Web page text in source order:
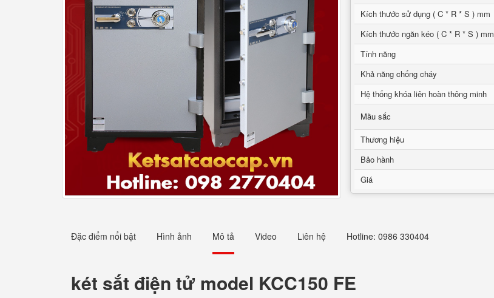
Kích thước sử dụng ( C * R * S ) mm
Kích thước ngăn kéo ( C * R * S ) mm
Tính năng
Khả năng chống cháy
Hệ thống khóa liên hoàn thông minh
Mầu sắc
Thương hiệu
Bảo hành
Giá
Đặc điểm nổi bật Hình ảnh Mô tả Video Liên hệ Hotline: 0986 330404
két sắt điện tử model KCC150 FE